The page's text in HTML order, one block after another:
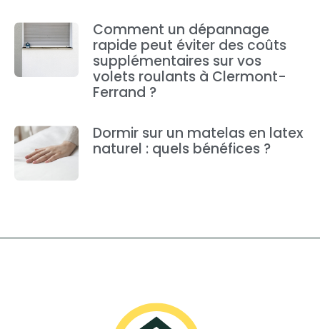
Comment un dépannage
rapide peut éviter des coûts
supplémentaires sur vos
volets roulants à Clermont-
Ferrand ?
Dormir sur un matelas en latex
naturel : quels bénéfices ?